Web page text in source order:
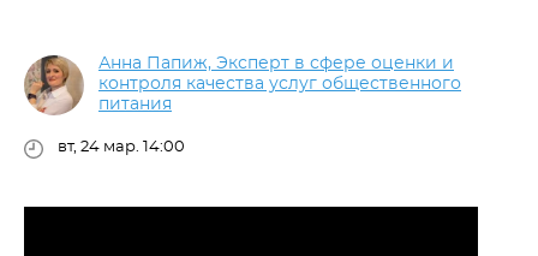
Анна Папиж, Эксперт в сфере оценки и
контроля качества услуг общественного
питания
вт, 24 мар. 14:00